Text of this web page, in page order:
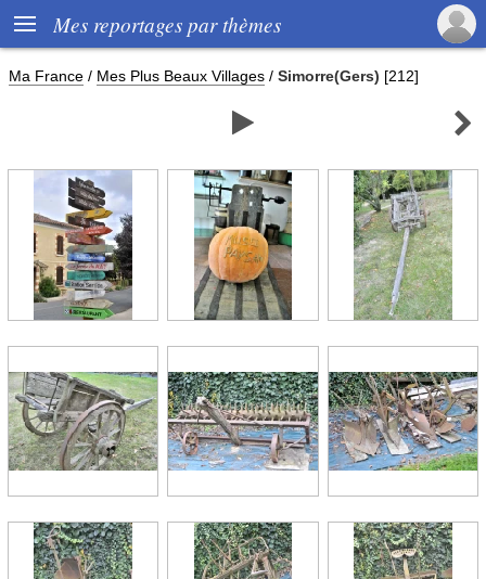
 Mes reportages par thèmes
Ma France / Mes Plus Beaux Villages / Simorre(Gers) [212]
 